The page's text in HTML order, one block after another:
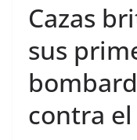
Cazas
sus
contra